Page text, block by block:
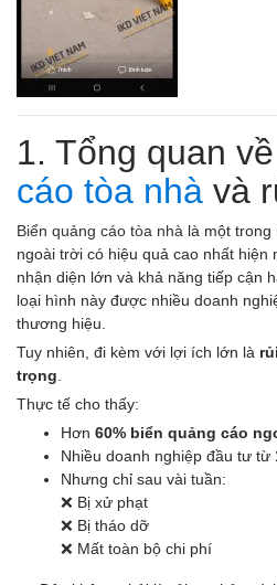
1. Tổng quan về
cáo tòa nhà và
Biển quảng cáo tòa nhà là một
ngoài trời có hiệu quả cao nhất hiện
nhận diện lớn và khả năng tiếp cận
loại hình này được nhiều doanh
thương hiệu.
Tuy nhiên, đi kèm với lợi ích lớn là
trọng
Thực tế cho thấy:
Hơn 60% biển quảng cáo
Nhiều doanh nghiệp đầu tư từ
Nhưng chỉ sau vài tuần:
❌ Bị xử phạt
❌ Bị tháo dỡ
❌ Mất toàn bộ chi phí